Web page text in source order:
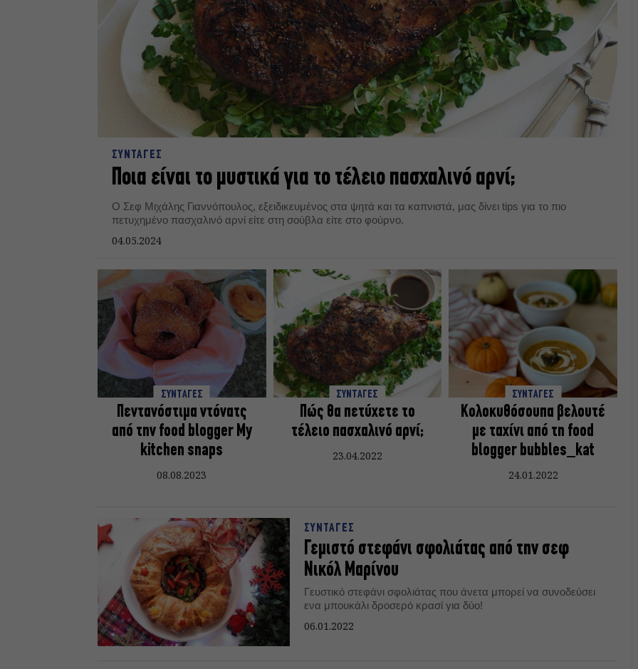
ΣΥΝΤΑΓΕΣ
Ποια είναι το μυστικά για το τέλειο πασχαλινό αρνί;
Ο Σεφ Μιχάλης Γιαννόπουλος, εξειδικευμένος στα ψητά και τα καπνιστά, μας δίνει tips για το πιο
πετυχημένο πασχαλινό αρνί είτε στη σούβλα είτε στο φούρνο.
04.05.2024
ΣΥΝΤΑΓΕΣ
Πεντανόστιμα ντόνατς
από την food blogger My
kitchen snaps
08.08.2023
ΣΥΝΤΑΓΕΣ
Πώς θα πετύχετε το
τέλειο πασχαλινό αρνί;
23.04.2022
ΣΥΝΤΑΓΕΣ
Κολοκυθόσουπα βελουτέ
με ταχίνι από τη food
blogger bubbles_kat
24.01.2022
ΣΥΝΤΑΓΕΣ
Γεμιστό στεφάνι σφολιάτας από την σεφ
Νικόλ Μαρίνου
Γευστικό στεφάνι σφολιάτας που άνετα μπορεί να συνοδεύσει
ενα μπουκάλι δροσερό κρασί για δύο!
06.01.2022